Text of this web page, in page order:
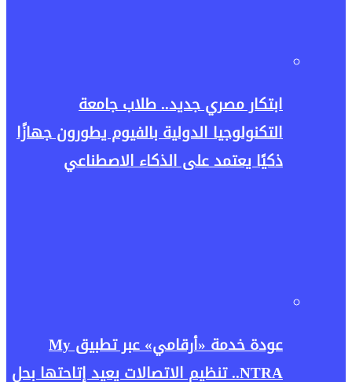
ابتكار مصري جديد.. طلاب جامعة
التكنولوجيا الدولية بالفيوم يطورون جهازًا
ذكيًا يعتمد على الذكاء الاصطناعي
عودة خدمة «أرقامي» عبر تطبيق My
NTRA.. تنظيم الاتصالات يعيد إتاحتها بحل